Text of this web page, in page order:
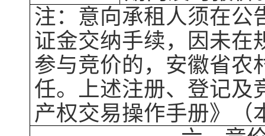
注：意向承租人须在公
证金交纳手续，因未在
参与竞价的， 安徽省农
任。上述注册、登记及
产权交易操作手册》
（